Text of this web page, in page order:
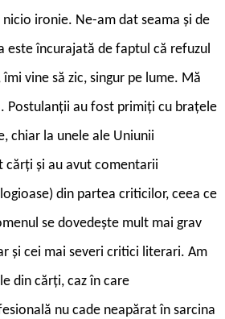
nicio ironie. Ne-am dat seama și de
este încurajată de faptul că refuzul
vine să zic, singur pe lume. Mă
Postulanții au fost primiți cu brațele
chiar la unele ale Uniunii
cărți și au avut comentarii
din partea criticilor, ceea ce
se dovedește mult mai grav
și cei mai severi critici literari. Am
din cărți, caz în care
nu cade neapărat în sarcina